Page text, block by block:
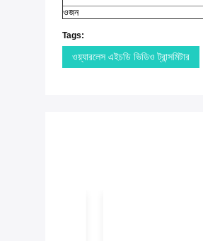
ওজন
Tags:
ওয়্যারলেস এইচডি ভিডিও ট্রান্সমিটার